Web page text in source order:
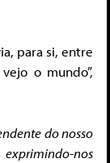
para si, entre
o mundo”,
do nosso
nos